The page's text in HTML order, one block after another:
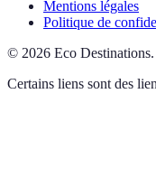
Mentions légales
Politique de
© 2026 Eco Destinations.
Certains liens sont des